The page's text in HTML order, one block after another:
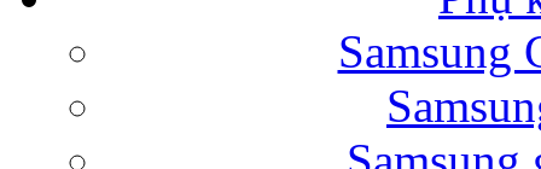
Bao da Samsung
Samsung